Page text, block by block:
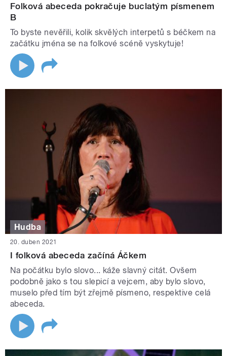
Folková abeceda pokračuje buclatým písmenem
B
To byste nevěřili, kolik skvělých interpetů s béčkem na
začátku jména se na folkové scéně vyskytuje!
Hudba
20. duben 2021
I folková abeceda začíná Áčkem
Na počátku bylo slovo... káže slavný citát. Ovšem
podobně jako s tou slepicí a vejcem, aby bylo slovo,
muselo před tím být zřejmě písmeno, respektive celá
abeceda.